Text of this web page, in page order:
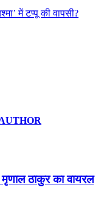
में टप्पू की वापसी?
ठाकुर का वायरल